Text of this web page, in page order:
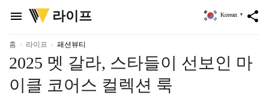
menu
위
키
리
라이프 share
Korean ▼
홈 라이프 패션뷰티
2025 멧 갈라, 스타들이 선보인 마
이클 코어스 컬렉션 룩